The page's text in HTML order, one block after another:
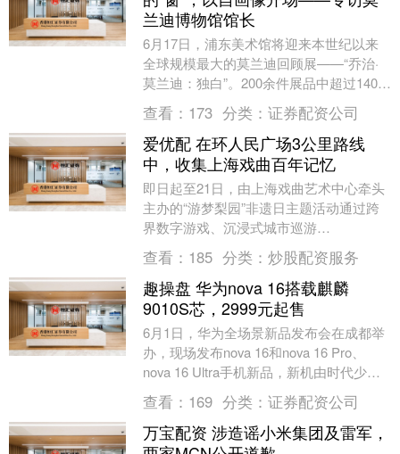
兰迪博物馆馆长
6月17日，浦东美术馆将迎来本世纪以来
全球规模最大的莫兰迪回顾展——“乔治·
莫兰迪：独白”。200余件展品中超过140件
为莫兰迪真迹，逾120件作品涵盖油画、
蚀....
查看： 173 分类： 证券配资公司
爱优配 在环人民广场3公里路线
中，收集上海戏曲百年记忆
即日起至21日，由上海戏曲艺术中心牵头
主办的“游梦梨园”非遗日主题活动通过跨
界数字游戏、沉浸式城市巡游
（Citywalk）、创新IP孵化等多维路径，开
启传统文化....
查看： 185 分类： 炒股配资服务
趣操盘 华为nova 16搭载麒麟
9010S芯，2999元起售
6月1日，华为全场景新品发布会在成都举
办，现场发布nova 16和nova 16 Pro、
nova 16 Ultra手机新品，新机由时代少年
团代言，主打“夏日美....
查看： 169 分类： 证券配资公司
万宝配资 涉造谣小米集团及雷军，